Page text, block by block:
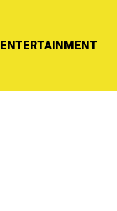
ENTERTAINMENT